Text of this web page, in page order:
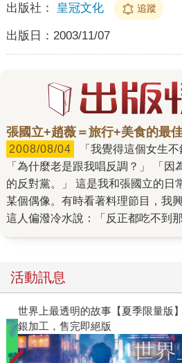
出版社： 皇冠文化 追蹤
出版日： 2003/11/07
張國立+趙薇＝旅行+美食的最
2008/08/04
「為什麼老是跟我唱反調？」 「因
的反對黨。」 這是我和張國立的日
某個偶像。有時看著料理節目，我
這人偏潑冷水說：「反正都吃不到
「我就是要討每個人的厭，辦公室
哈……」 工作太忙、太累，這個在
長回到家來繼續打擺子，有時候一
瘋瘋癲癲拿他沒奈何。剛開始抓不
快「起肖」，後來發現要對付他發
好吃的東西，這人平常很有原則，
活動訊息
世界上最透明的故事【夏季限量版
銀加工，售完即絕版